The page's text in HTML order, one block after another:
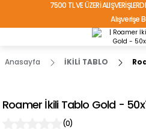
7500 TL VE ÜZERİ
Alışverişe
TÜRKİYE'NİN HER YERİNE
Anasayfa İKİLİ TABLO
Roamer İkili Tablo Gold -
(0)